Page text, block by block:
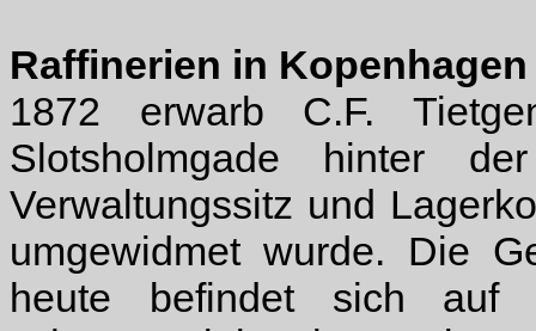
Raffinerien in Kopenhagen
1872 erwarb C.F.
Slotsholmgade hinter
Verwaltungssitz und
umgewidmet wurde. Die
heute befindet sich